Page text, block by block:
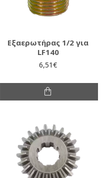
Εξαερωτήρας 1/2 για
LF140
6,51€